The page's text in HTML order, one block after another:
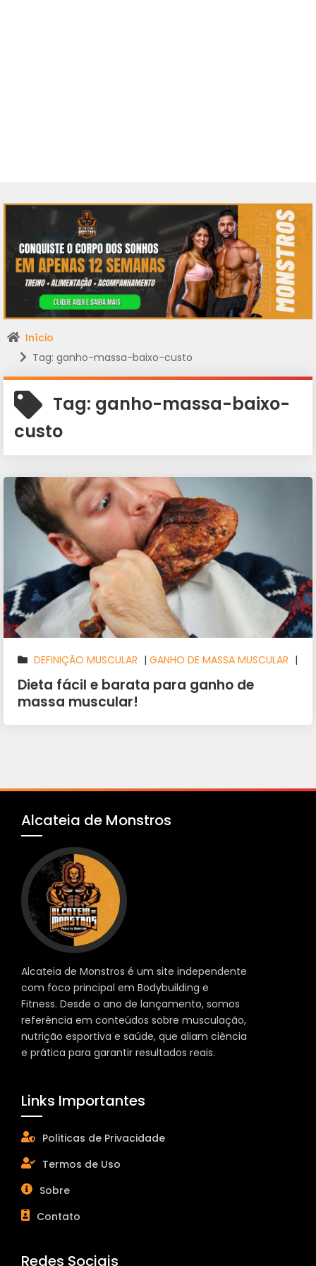
Início
Tag: ganho-massa-baixo-custo
Tag: ganho-massa-baixo-
custo
DEFINIÇÃO MUSCULAR | GANHO DE MASSA MUSCULAR |
NUTRIÇÃO
SAÚDE E BEM ESTAR
Dieta fácil e barata para ganho de
massa muscular!
Alcateia de Monstros
Alcateia de Monstros é um site independente
com foco principal em Bodybuilding e
Fitness. Desde o ano de lançamento, somos
referência em conteúdos sobre musculação,
nutrição esportiva e saúde, que aliam ciência
e prática para garantir resultados reais.
Links Importantes
Politicas de Privacidade
Termos de Uso
Sobre
Contato
Redes Sociais